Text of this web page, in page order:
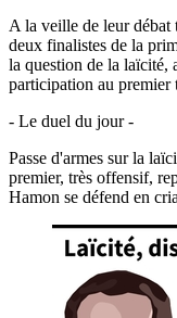
A la veille de leur
deux finalistes de la
la question de la laïcité,
participation au premier
- Le duel du jour -
Passe d'armes sur la
premier, très offensif,
Hamon se défend en